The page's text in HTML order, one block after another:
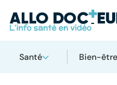
Santé Bien-être